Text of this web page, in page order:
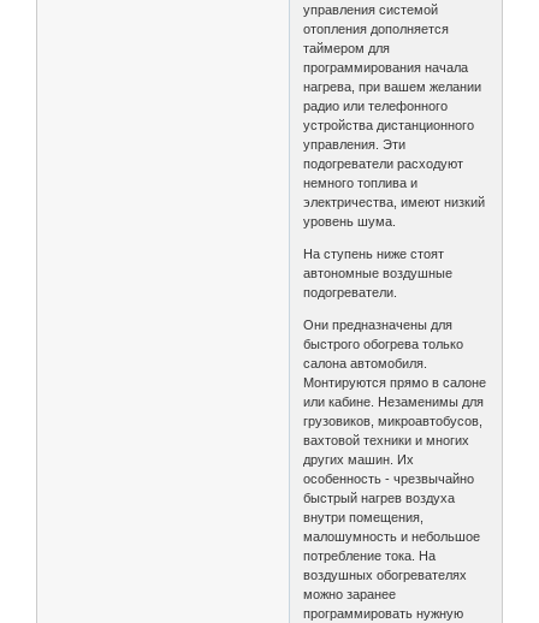
управления системой
отопления дополняется
таймером для
программирования начала
нагрева, при вашем желании
радио или телефонного
устройства дистанционного
управления. Эти
подогреватели расходуют
немного топлива и
электричества, имеют низкий
уровень шума.
На ступень ниже стоят
автономные воздушные
подогреватели.
Они предназначены для
быстрого обогрева только
салона автомобиля.
Монтируются прямо в салоне
или кабине. Незаменимы для
грузовиков, микроавтобусов,
вахтовой техники и многих
других машин. Их
особенность - чрезвычайно
быстрый нагрев воздуха
внутри помещения,
малошумность и небольшое
потребление тока. На
воздушных обогревателях
можно заранее
программировать нужную